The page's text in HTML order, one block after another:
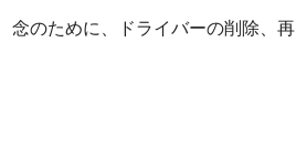
念のために、ドライバーの削除、再